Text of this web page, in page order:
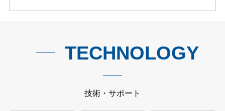
TECHNOLOGY
技術・サポート